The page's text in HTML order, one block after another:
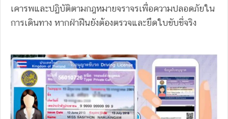
เคารพและปฏิบัติตามกฎหมายจราจรเพื่อความปลอดภัยใน
การเดินทาง หากฝ่าฝืนยังต้องตรวจและยึดใบขับขี่จริง